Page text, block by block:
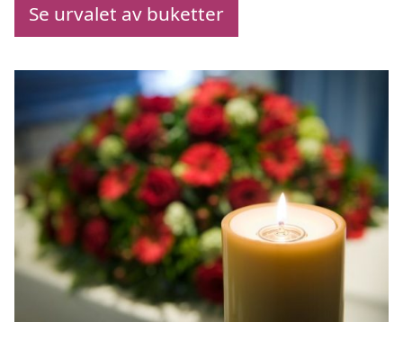
Se urvalet av buketter